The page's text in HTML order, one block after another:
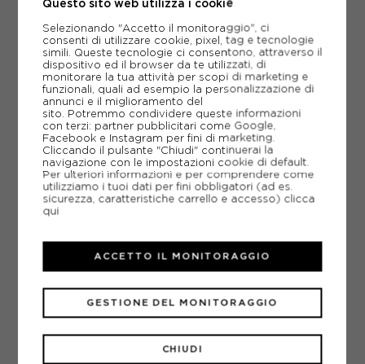
XS S M
-10% 36,00€
40,00€
NUOVO
Questo sito web utilizza i cookie
Selezionando "Accetto il monitoraggio", ci
consenti di utilizzare cookie, pixel, tag e tecnologie
simili. Queste tecnologie ci consentono, attraverso il
dispositivo ed il browser da te utilizzati, di
monitorare la tua attività per scopi di marketing e
funzionali, quali ad esempio la personalizzazione di
annunci e il miglioramento del
sito. Potremmo condividere queste informazioni
con terzi: partner pubblicitari come Google,
Facebook e Instagram per fini di marketing.
Cliccando il pulsante "Chiudi" continuerai la
navigazione con le impostazioni cookie di default.
Per ulteriori informazioni e per comprendere come
utilizziamo i tuoi dati per fini obbligatori (ad es.
sicurezza, caratteristiche carrello e accesso) clicca
qui
CHIUDI
GESTIONE DEL MONITORAGGIO
ACCETTO IL MONITORAGGIO